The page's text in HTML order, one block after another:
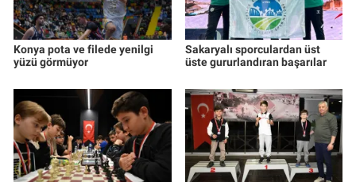
Konya pota ve filede yenilgi
yüzü görmüyor
Sakaryalı sporculardan üst
üste gururlandıran başarılar